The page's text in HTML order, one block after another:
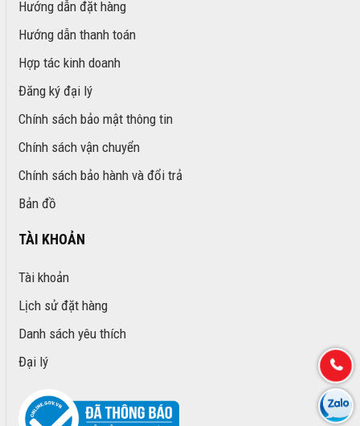
Hướng dẫn đặt hàng
Hướng dẫn thanh toán
Hợp tác kinh doanh
Đăng ký đại lý
Chính sách bảo mật thông tin
Chính sách vận chuyển
Chính sách bảo hành và đổi trả
Bản đồ
TÀI KHOẢN
Tài khoản
Lịch sử đặt hàng
Danh sách yêu thích
Đại lý